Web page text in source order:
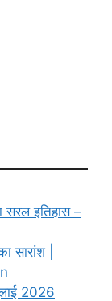
सरल इतिहास –
सारांश |
2026